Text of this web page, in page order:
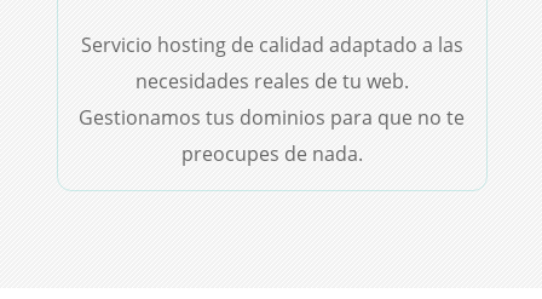
Servicio hosting de calidad adaptado a las
necesidades reales de tu web.
Gestionamos tus dominios para que no te
preocupes de nada.